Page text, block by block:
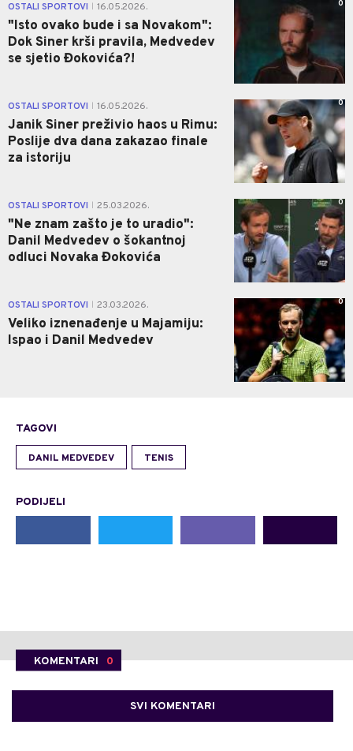
OSTALI SPORTOVI 16.05.2026.
"Isto ovako bude i sa Novakom":
Dok Siner krši pravila, Medvedev
se sjetio Đokovića?!
0
OSTALI SPORTOVI 16.05.2026.
Janik Siner preživio haos u Rimu:
Poslije dva dana zakazao finale
za istoriju
0
OSTALI SPORTOVI 25.03.2026.
"Ne znam zašto je to uradio":
Danil Medvedev o šokantnoj
odluci Novaka Đokovića
0
OSTALI SPORTOVI 23.03.2026.
Veliko iznenađenje u Majamiju:
Ispao i Danil Medvedev
0
TAGOVI
DANIL MEDVEDEV TENIS
PODIJELI
KOMENTARI 0
SVI KOMENTARI